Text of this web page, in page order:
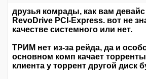
друзья комрады, как вам девайс
RevoDrive PCI-Express. вот не
качестве системного или нет.
ТРИМ нет из-за рейда, да и
основном комп качает
клиента у торрент другой диск